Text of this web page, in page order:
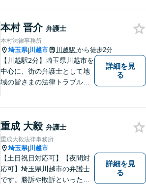
本村 晋介 弁護士
本村法律事務所
埼玉県|川越市 川越駅 から徒歩2分
【川越駅2分】埼玉県川越市を
中心に、街の弁護士として地
域の皆さまの法律トラブル解
どうぞお気軽にご相談くださ
い。
詳細を見
る
重成 大毅 弁護士
重成大毅法律事務所
埼玉県|川越市
【土日祝日対応可】【夜間対
応可】埼玉県川越市の弁護士
です。勝訴や敗訴といった結
詳細を見
る